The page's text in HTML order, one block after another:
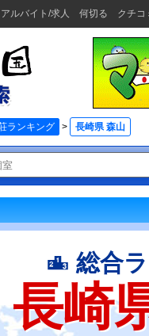
アルバイト/求人 何切る クチコ
ランキング > 長崎県 森山
総合
長崎